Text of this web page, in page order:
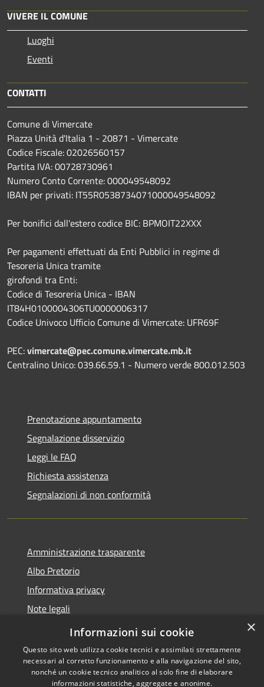
VIVERE IL COMUNE
Luoghi
Eventi
CONTATTI
Comune di Vimercate
Piazza Unità d'Italia 1 - 20871 - Vimercate
Codice Fiscale: 02026560157
Partita IVA: 00728730961
Numero Conto Corrente: 000049548092
IBAN per privati: IT55R0538734071000049548092
Per bonifici dall'estero codice BIC: BPMOIT22XXX
Per pagamenti effettuati da Enti Pubblici in regime di
Tesoreria Unica tramite
girofondi tra Enti:
Codice di Tesoreria Unica - IBAN
IT84H0100004306TU0000006317
Codice Univoco Ufficio Comune di Vimercate: UFR69F
PEC:vimercate@pec.comune.vimercate.mb.it
Centralino Unico: 039.66.59.1 - Numero verde 800.012.503
Prenotazione appuntamento
Segnalazione disservizio
Leggi le FAQ
Richiesta assistenza
Segnalazioni di non conformità
Amministrazione trasparente
Albo Pretorio
Informativa privacy
Note legali
Dichiarazione di accessibilità
×
Informazioni sui cookie
Questo sito web utilizza cookie tecnici e assimilati strettamente
necessari al corretto funzionamento e alla navigazione del sito,
nonché un cookie tecnico analitico al solo fine di elaborare
informazioni statistiche, aggregate e anonime.